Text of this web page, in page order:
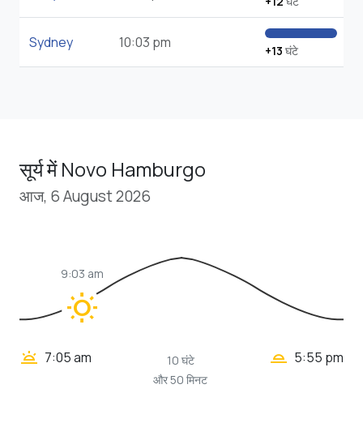
Sydney 10:03 pm +13 घंटे
सूर्य में Novo Hamburgo
आज, 6 August 2026
wb_sunny
9:03 am
wb_twilight 7:05 am
10 घंटे
और 50 मिनट
wb_twilight_2 5:55 pm